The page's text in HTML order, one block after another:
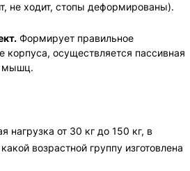
не ходит, стопы деформированы).
Формирует правильное
осуществляется пассивная
мышц.
нагрузка от 30 кг до 150 кг, в
возрастной группу изготовлена